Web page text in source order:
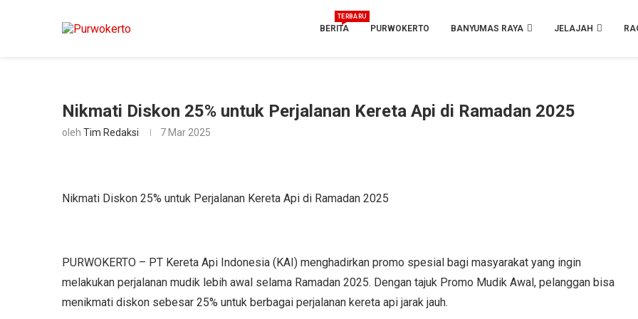
BERITA
TERBARU
PURWOKERTO BANYUMAS RAYA JELAJAH
Nikmati Diskon 25% untuk Perjalanan Kereta Api di Ramadan 2025
oleh Tim Redaksi 7 Mar 2025
Nikmati Diskon 25% untuk Perjalanan Kereta Api di Ramadan 2025
PURWOKERTO – PT Kereta Api Indonesia (KAI) menghadirkan promo spesial bagi masyarakat yang ingin
melakukan perjalanan mudik lebih awal selama Ramadan 2025. Dengan tajuk Promo Mudik Awal, pelanggan bisa
menikmati diskon sebesar 25% untuk berbagai perjalanan kereta api jarak jauh.